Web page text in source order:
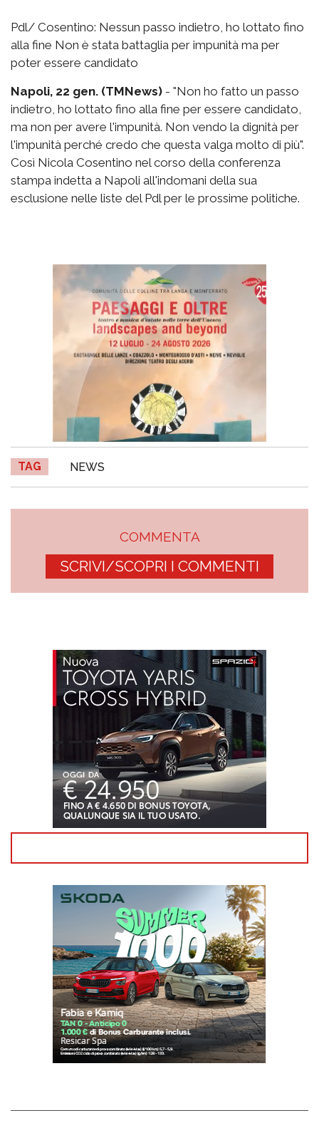
Pdl/ Cosentino: Nessun passo indietro, ho lottato fino
alla fine Non è stata battaglia per impunità ma per
poter essere candidato
Napoli, 22 gen. (TMNews) - "Non ho fatto un passo
indietro, ho lottato fino alla fine per essere candidato,
ma non per avere l'impunità. Non vendo la dignità per
l'impunità perché credo che questa valga molto di più".
Così Nicola Cosentino nel corso della conferenza
stampa indetta a Napoli all'indomani della sua
esclusione nelle liste del Pdl per le prossime politiche.
TAG NEWS
COMMENTA
SCRIVI/SCOPRI I COMMENTI